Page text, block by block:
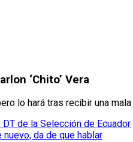
‘Chito’ Vera
lo hará tras recibir una
de la Selección de Ecuador
da de que hablar